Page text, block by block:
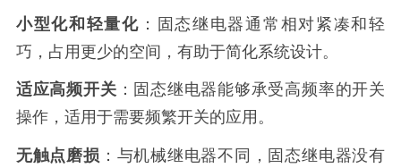
小型化和轻量化 ：固态继电器通常相对紧凑和轻
巧，占用更少的空间，有助于简化系统设计。
适应高频开关 ：固态继电器能够承受高频率的开关
操作，适用于需要频繁开关的应用。
无触点磨损 ：与机械继电器不同，固态继电器没有